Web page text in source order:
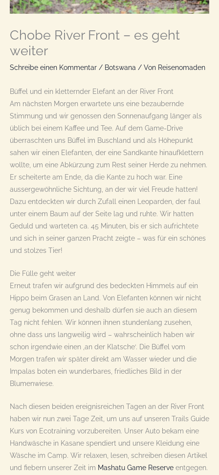
Chobe River Front – es geht
weiter
Schreibe einen Kommentar / Botswana / Von Reisenomaden
Büffel und ein kletternder Elefant an der River Front
Am nächsten Morgen erwartete uns eine bezaubernde
Stimmung und wir genossen den Sonnenaufgang länger als
üblich bei einem Kaffee und Tee. Auf dem Game-Drive
überraschten uns Büffel im Buschland und als Höhepunkt
sahen wir einen Elefanten, der eine Sandkante hinaufklettern
wollte, um eine Abkürzung zum Rest seiner Herde zu nehmen.
Er scheiterte am Ende, da die Kante zu hoch war. Eine
aussergewöhnliche Sichtung, an der wir viel Freude hatten!
Dazu entdeckten wir durch Zufall einen Leoparden, der faul
unter einem Baum auf der Seite lag und ruhte. Wir hatten
Geduld und warteten ca. 45 Minuten, bis er sich aufrichtete
und sich in seiner ganzen Pracht zeigte – was für ein schönes
und stolzes Tier!
Die Fülle geht weiter
Erneut trafen wir aufgrund des bedeckten Himmels auf ein
Hippo beim Grasen an Land. Von Elefanten können wir nicht
genug bekommen und deshalb dürfen sie auch an diesem
Tag nicht fehlen. Wir können ihnen stundenlang zusehen,
ohne dass uns langweilig wird – wahrscheinlich haben wir
schon irgendwie einen ‚an der Klatsche‘. Die Büffel vom
Morgen trafen wir später direkt am Wasser wieder und die
Impalas boten ein wunderbares, friedliches Bild in der
Blumenwiese.
Nach diesen beiden ereignisreichen Tagen an der River Front
haben wir nun zwei Tage Zeit, um uns auf unseren Trails Guide
Kurs von Ecotraining vorzubereiten. Unser Auto bekam eine
Handwäsche in Kasane spendiert und unsere Kleidung eine
Wäsche im Camp. Wir relaxen, lesen, schreiben diesen Artikel
und fiebern unserer Zeit im Mashatu Game Reserve entgegen.